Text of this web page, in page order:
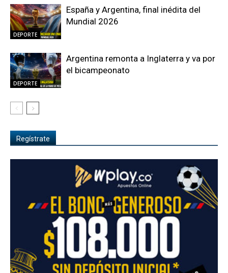
DEPORTE
España y Argentina, final inédita del
Mundial 2026
DEPORTE
Argentina remonta a Inglaterra y va por
el bicampeonato
Regístrate